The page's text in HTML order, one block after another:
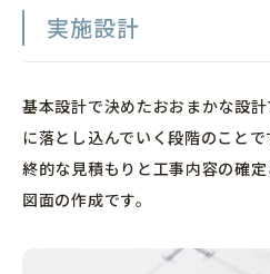
実施設計
基本設計で決めたおおまかな設
に落とし込んでいく段階のこと
終的な見積もりと工事内容の確
図面の作成です。